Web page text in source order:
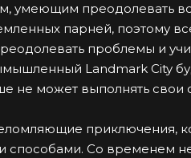
умеющим преодолевать
парней, поэтому
проблемы и
Landmark City
может выполнять свои
приключения,
Со временем